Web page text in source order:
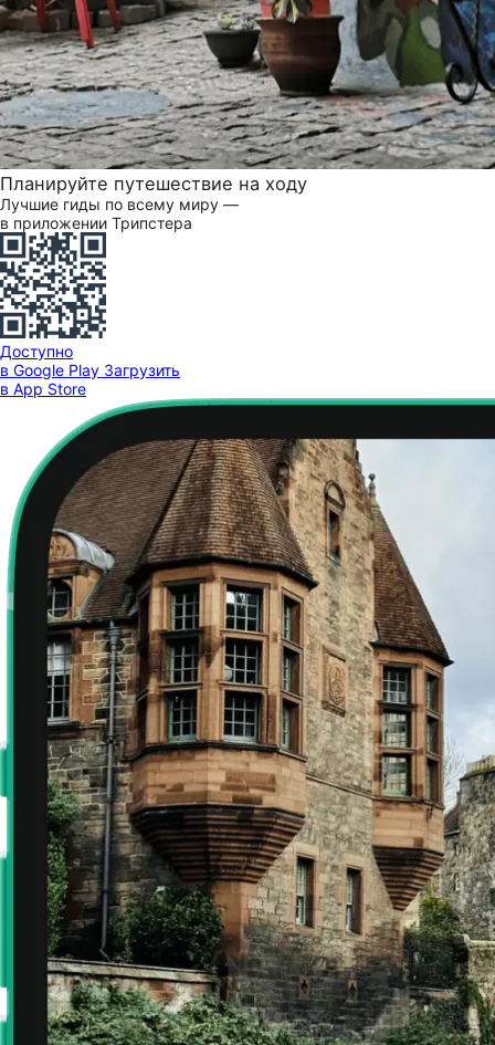
Планируйте путешествие на ходу
Лучшие гиды по всему миру —
в приложении Трипстера
Доступно
в Google Play Загрузить
в App Store